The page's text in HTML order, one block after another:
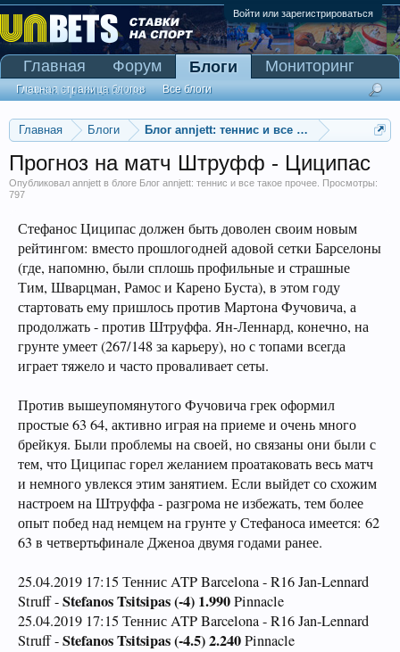
Войти или зарегистрироваться
Главная Блоги Блог annjett: теннис и все такое прочее
Прогноз на матч Штруфф - Циципас
Опубликовал annjett в блоге Блог annjett: теннис и все такое прочее . Просмотры:
797
Стефанос Циципас должен быть доволен своим новым
рейтингом: вместо прошлогодней адовой сетки Барселоны
(где, напомню, были сплошь профильные и страшные
Тим, Шварцман, Рамос и Карено Буста), в этом году
стартовать ему пришлось против Мартона Фучовича, а
продолжать - против Штруффа. Ян-Леннард, конечно, на
грунте умеет (267/148 за карьеру), но с топами всегда
играет тяжело и часто проваливает сеты.
Против вышеупомянутого Фучовича грек оформил
простые 63 64, активно играя на приеме и очень много
брейкуя. Были проблемы на своей, но связаны они были с
тем, что Циципас горел желанием проатаковать весь матч
и немного увлекся этим занятием. Если выйдет со схожим
настроем на Штруффа - разгрома не избежать, тем более
опыт побед над немцем на грунте у Стефаноса имеется: 62
63 в четвертьфинале Дженоа двумя годами ранее.
25.04.2019 17:15 Теннис ATP Barcelona - R16 Jan-Lennard
Struff -Stefanos Tsitsipas (-4) 1.990Pinnacle
25.04.2019 17:15 Теннис ATP Barcelona - R16 Jan-Lennard
Struff -Stefanos Tsitsipas (-4.5) 2.240Pinnacle
Главная Форум Блоги
Главная страница блогов Все блоги
Мониторинг
Сканер Pinnacle